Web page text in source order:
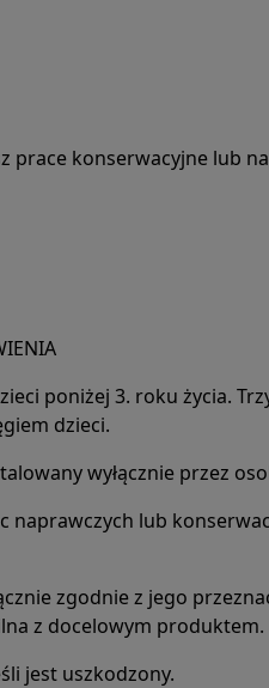
prace konserwacyjne lub
poniżej 3. roku życia.
dzieci.
wyłącznie przez
lub
zgodnie z jego
z docelowym produktem.
jest uszkodzony.